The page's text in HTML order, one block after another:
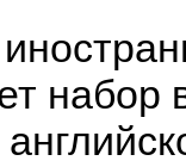
набор